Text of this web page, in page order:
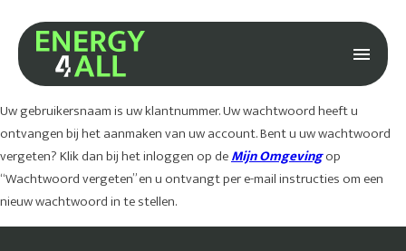
Uw gebruikersnaam is uw klantnummer. Uw wachtwoord heeft u
ontvangen bij het aanmaken van uw account. Bent u uw wachtwoord
vergeten? Klik dan bij het inloggen op deMijn Omgevingop
“Wachtwoord vergeten” en u ontvangt per e-mail instructies om een
nieuw wachtwoord in te stellen.